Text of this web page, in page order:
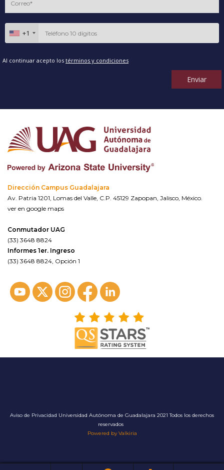
+1
Al continuar acepto los términos y condiciones
Enviar
Dirección Campus Guadalajara
Av. Patria 1201, Lomas del Valle, C.P. 45129 Zapopan, Jalisco, México.
ver en google maps
Conmutador UAG
(33) 3648 8824
Informes 1er. Ingreso
(33) 3648 8824, Opción 1
Aviso de Privacidad Universidad Autónoma de Guadalajara 2021 Todos los derechos
reservados
Powered by Valkiria